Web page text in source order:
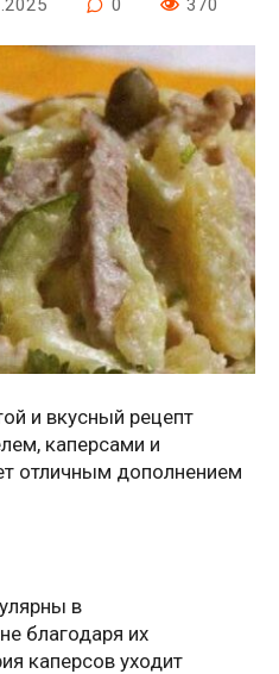
и вкусный рецепт
каперсами и
отличным дополнением
в
благодаря их
каперсов уходит